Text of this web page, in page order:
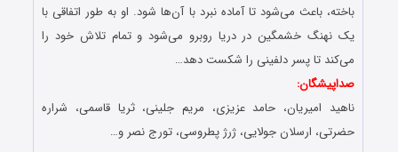
باخته، باعث می‌شود تا آماده نبرد با آن‌ها شود. او به طور اتفاقی با
یک نهنگ خشمگین در دریا روبرو می‌شود و تمام تلاش خود را
می‌کند تا پسر دلفینی را شکست دهد…
صداپیشگان:
ناهید امیریان، حامد عزیزی، مریم جلینی، ثریا قاسمی، شراره
حضرتی، ارسلان جولایی، ژرژ پطروسی، تورج نصر و…